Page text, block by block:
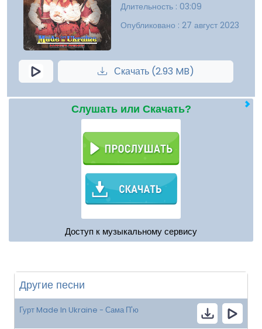
Длительность : 03:09
Опубликовано : 27 август 2023
Скачать (2.93 MB)
Слушать или Скачать?
Доступ к музыкальному сервису
Другие песни
Гурт Made In Ukraine - Сама П'ю